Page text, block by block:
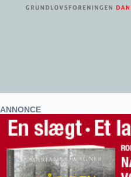
ANNONCE